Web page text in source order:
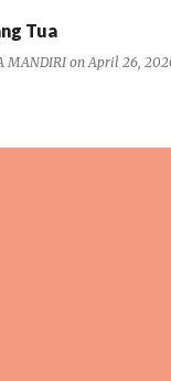
Tua
MANDIRI onApril 26,